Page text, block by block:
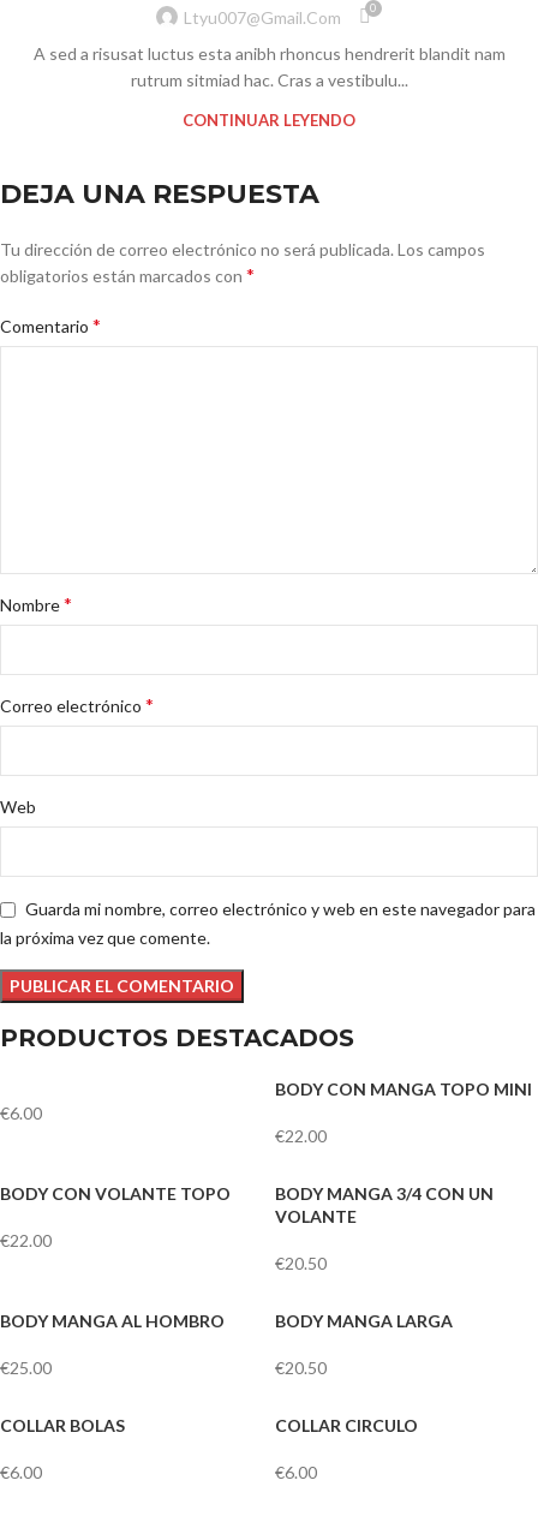
Ltyu007@gmail.com 0
A sed a risusat luctus esta anibh rhoncus hendrerit blandit nam
rutrum sitmiad hac. Cras a vestibulu...
CONTINUAR LEYENDO
DEJA UNA RESPUESTA
Tu dirección de correo electrónico no será publicada. Los campos
obligatorios están marcados con *
Comentario *
Nombre*
Correo electrónico *
Web
Guarda mi nombre, correo electrónico y web en este navegador para
la próxima vez que comente.
PRODUCTOS DESTACADOS
€6.00
BODY CON MANGA TOPO MINI
€22.00
BODY CON VOLANTE TOPO
€22.00
BODY MANGA 3/4 CON UN
VOLANTE
€20.50
BODY MANGA AL HOMBRO
€25.00
BODY MANGA LARGA
€20.50
COLLAR BOLAS
€6.00
COLLAR CIRCULO
€6.00